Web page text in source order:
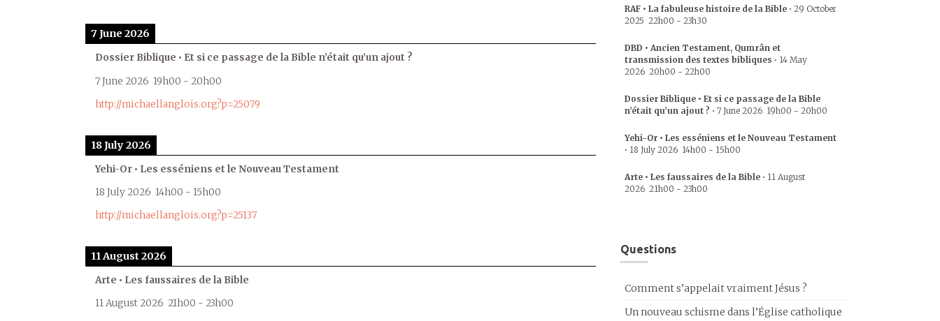
7 June 2026
Dossier Biblique • Et si ce passage de la Bible n’était qu’un ajout ?
7 June 2026 19h00 - 20h00
http://michaellanglois.org?p=25079
18 July 2026
Yehi-Or • Les esséniens et le Nouveau Testament
18 July 2026 14h00 - 15h00
http://michaellanglois.org?p=25137
11 August 2026
Arte • Les faussaires de la Bible
11 August 2026 21h00 - 23h00
RAF • La fabuleuse histoire de la Bible • 29 October
2025 22h00 - 23h30
DBD • Ancien Testament, Qumrân et
transmission des textes bibliques • 14 May
2026 20h00 - 22h00
Dossier Biblique • Et si ce passage de la Bible
n’était qu’un ajout ? • 7 June 2026 19h00 - 20h00
Yehi-Or • Les esséniens et le Nouveau Testament
• 18 July 2026 14h00 - 15h00
Arte • Les faussaires de la Bible • 11 August
2026 21h00 - 23h00
Questions
Comment s’appelait vraiment Jésus ?
Un nouveau schisme dans l’Église catholique